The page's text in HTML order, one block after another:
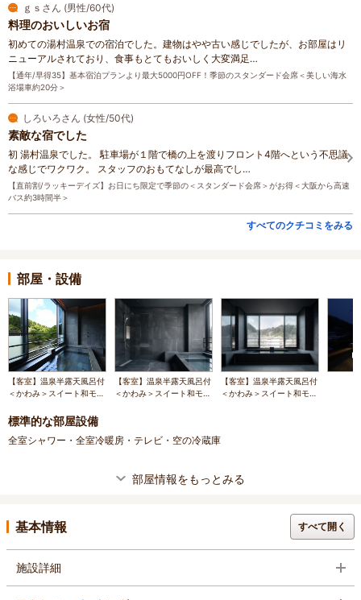
ｇｓさん (男性/60代)
料理のおいしいお宿
初めての湯村温泉での宿泊でした。建物はやや古い感じでしたが、お部屋はリ
ニューアルされており、食事もとてもおいしく大変満足…
【通年/早得35】基本宿泊プランより最大5000円OFF！季節のスタンダード会席＜美しい海水
浴場車約20分＞
しろいろさん (女性/50代)
素敵な宿でした
初 湯村温泉でした。 駐車場が１階で橋の上を渡りフロント4階へという不思議
な感じでワクワク。 スタッフのおもてなしが最高でし…
【直前割/ラッキーデイズ】お日にち限定で季節の＜スタンダード会席＞がお得＜大阪から高速
バス約3時間半＞
すべてのクチコミをみる
部屋・設備
【客室】温泉半露天風呂付
＜かわみ＞スイート和モダ
【客室】温泉半露天風呂付
＜かわみ＞スイート和モダ
【客室】温泉半露天風呂付
＜かわみ＞スイート和モダ
標準的な部屋設備
全室シャワー・全室冷暖房・テレビ・空の冷蔵庫
部屋情報をもっとみる
基本情報 すべて開く
施設詳細